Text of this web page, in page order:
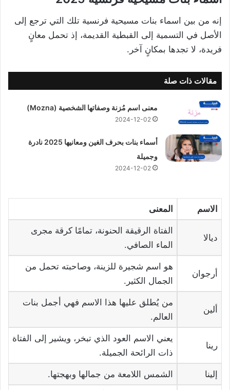
إنه من بين اسماء بنات مسيحية فرنسية تلك التي ترجع إلى
الأصل في التسمية إلى القبطية القديمة، إذ تحمل معانٍ
فريدة، لا تجدها بمكانٍ آخر.
مقالات ذات صلة
معنى اسم مُزنة وصفاتها الشخصية (Mozna)
2024-12-02
أسماء بنات بحرف الغين ومعانيها 2025 نادرة
وجميلة
2024-12-02
الاسم المعنى
ديالا
الفتاة الرقيقة الحنونة، تمامًا كرقة مجرى
الماء الصافي.
أرجوان
هو اسم شجيرة للزينة، وصاحبته تحمل من
الجمال الكثير.
ألين
من يُطلق عليها هذا الاسم فهي أجمل بنات
العالم.
رينا
يعني الاسم العود الذي تبخر، ويشير إلى الفتاة
ذات الرائحة الجميلة.
إلينا الشمس اللامعة من جمالها وبهجتها.